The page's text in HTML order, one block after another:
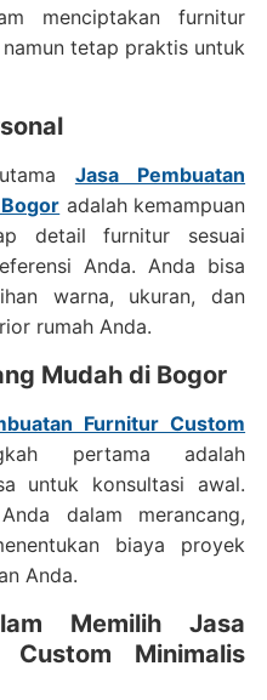
menciptakan furnitur
tetap praktis untuk
Jasa Pembuatan
adalah kemampuan
detail furnitur sesuai
Anda. Anda bisa
warna, ukuran, dan
rumah Anda.
Mudah di Bogor
Furnitur Custom
pertama adalah
untuk konsultasi awal.
dalam merancang,
biaya proyek
Anda.
Memilih Jasa
Custom Minimalis